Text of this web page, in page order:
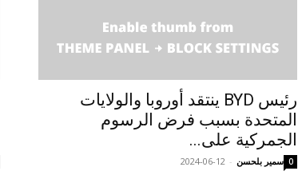
رئيس BYD ينتقد أوروبا والولايات
المتحدة بسبب فرض الرسوم
الجمركية على...
سمير بلحسن -
2024-06-12 0